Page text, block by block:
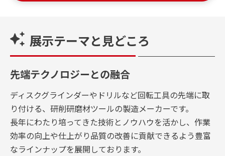
展示テーマと見どころ
先端テクノロジーとの融合
ディスクグラインダーやドリルなど回転工具の先端に取
り付ける、研削研磨材ツールの製造メーカーです。
長年にわたり培ってきた技術とノウハウを活かし、作業
効率の向上や仕上がり品質の改善に貢献できるよう豊富
なラインナップを展開しております。